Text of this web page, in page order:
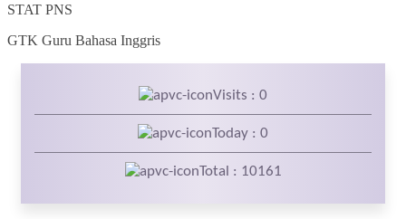
STAT PNS
GTK Guru Bahasa Inggris
Visits : 0
Today : 0
Total : 10161